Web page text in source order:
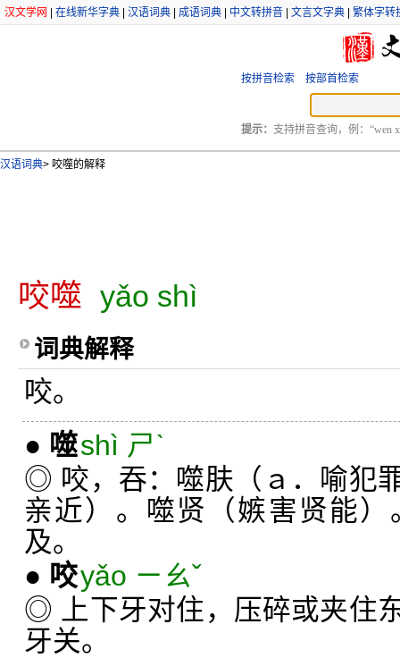
汉文学网 在线新华字典 汉语词典 成语词典 中文转拼音 文言文字典 繁体字转
按拼音检索 按部首检索
提示： 支持拼音查询，例：“wen
汉语词典> 咬噬的解释
咬噬 yǎo shì
词典解释
咬。
● 噬shì ㄕˋ
◎ 咬，吞：噬肤（ａ．喻犯
亲近）。噬贤（嫉害贤能
及。
● 咬yǎo ㄧㄠˇ
◎ 上下牙对住，压碎或夹住
牙关。